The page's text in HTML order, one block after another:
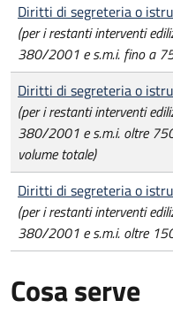
Diritti di segreteria o
(per i restanti interventi
380/2001 e s.m.i. fino a
Diritti di segreteria o
(per i restanti interventi
380/2001 e s.m.i. oltre
volume totale)
Diritti di segreteria o
(per i restanti interventi
380/2001 e s.m.i. oltre
Cosa serve